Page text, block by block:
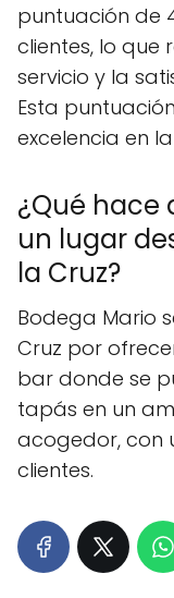
puntuación de
clientes, lo que
servicio y la
Esta
excelencia en
¿Qué hace
un lugar
la Cruz?
Bodega Mario
Cruz por
bar donde se
tapás en un
acogedor, con
clientes.